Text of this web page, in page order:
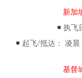
新加
执飞
起飞/抵达： 凌晨
基督